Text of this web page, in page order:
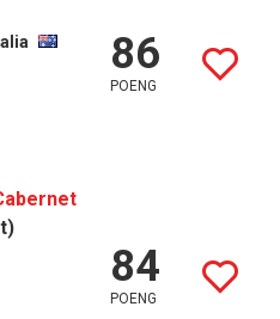
86
POENG
84
POENG